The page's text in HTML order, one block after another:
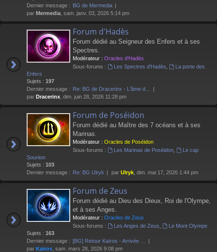
Dernier message : BG de Mermedia
par Mermedia , sam. janv. 03, 2026 5:14 pm
Forum d'Hadès
Forum dédié au Seigneur des Enfers et à ses
Spectres.
Modérateur : Oracles d'Hadès
Sous-forums :
Les Spectres d'Hadès
La porte des
Enfers
Sujets : 197
Dernier message : Re: BG de Dracerinx - L'âme d…
par Dracerinx , dim. juin 28, 2026 11:28 pm
Forum de Poséidon
Forum dédié au Maître des 7 océans et à ses
Marinas.
Modérateur : Oracles de Poséidon
Sous-forums :
Les Marinas de Poséidon,
Le cap
Sounion
Sujets : 103
Dernier message : Re: BG Ulryk par Ulryk , dim. mai 17, 2026 1:44 pm
Forum de Zeus
Forum dédié au Dieu des Dieux, Roi de l'Olympe,
et à ses Anges.
Modérateur : Oracles de Zeus
Sous-forums :
Les Anges de Zeus
Le Mont Olympe
Sujets : 163
Dernier message : [BG] Retour Kaïros - Arrivée …
par Kaïros , sam. mars 28, 2026 9:08 pm